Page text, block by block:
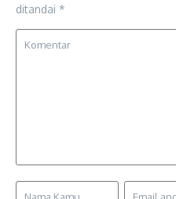
ditandai *